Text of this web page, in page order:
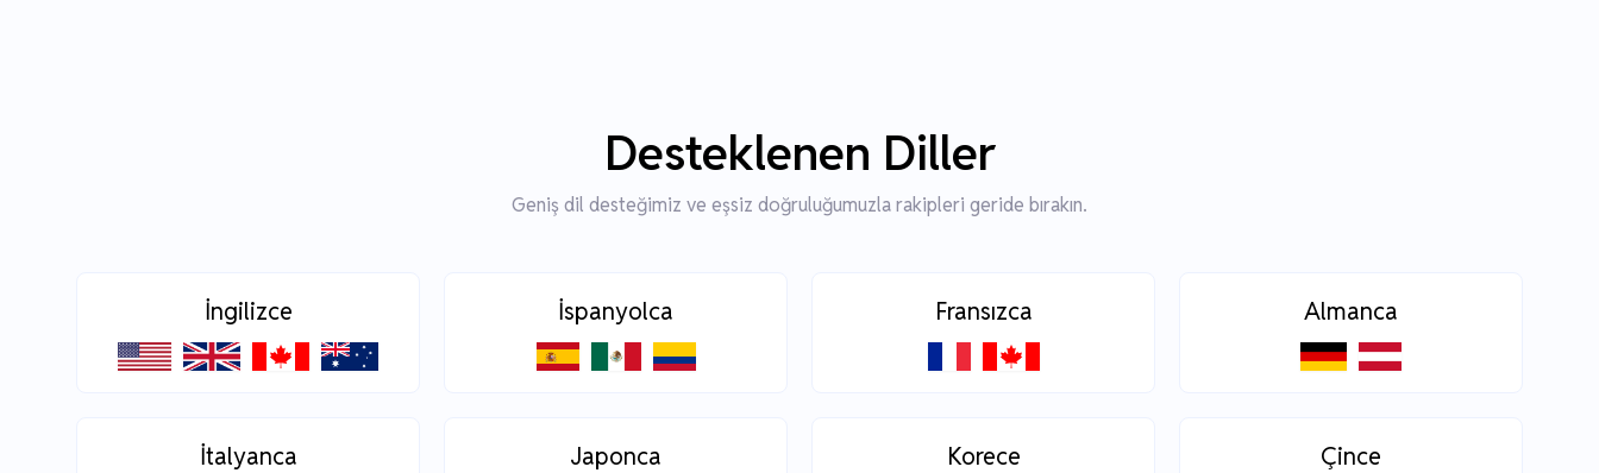
Desteklenen Diller
Geniş dil desteğimiz ve eşsiz doğruluğumuzla rakipleri geride bırakın.
İngilizce İspanyolca Fransızca Almanca
İtalyanca Japonca Korece Çince